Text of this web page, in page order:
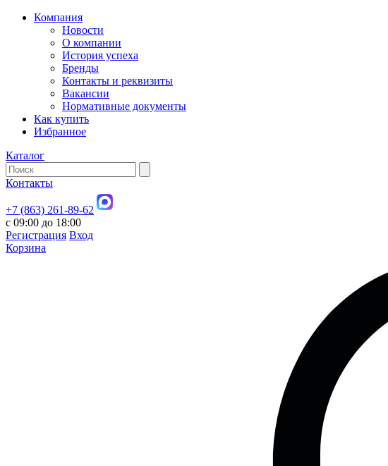
Компания
Новости
О компании
История успеха
Бренды
Контакты и реквизиты
Вакансии
Нормативные документы
Как купить
Избранное
Каталог
Контакты
+7 (863) 261-89-62
с 09:00 до 18:00
Регистрация Вход
Корзина